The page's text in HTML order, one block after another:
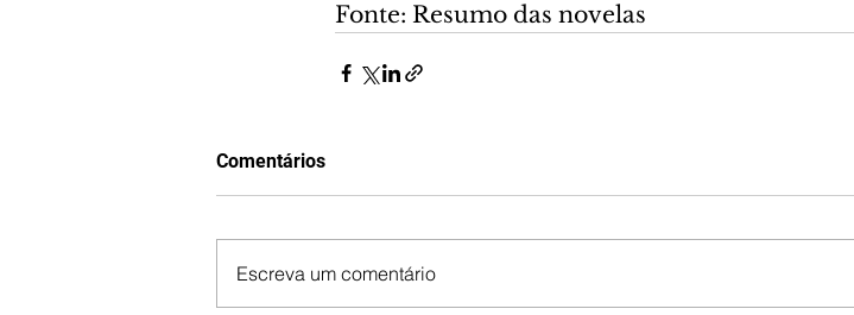
Fonte: Resumo das novelas
Comentários
Escreva um comentário